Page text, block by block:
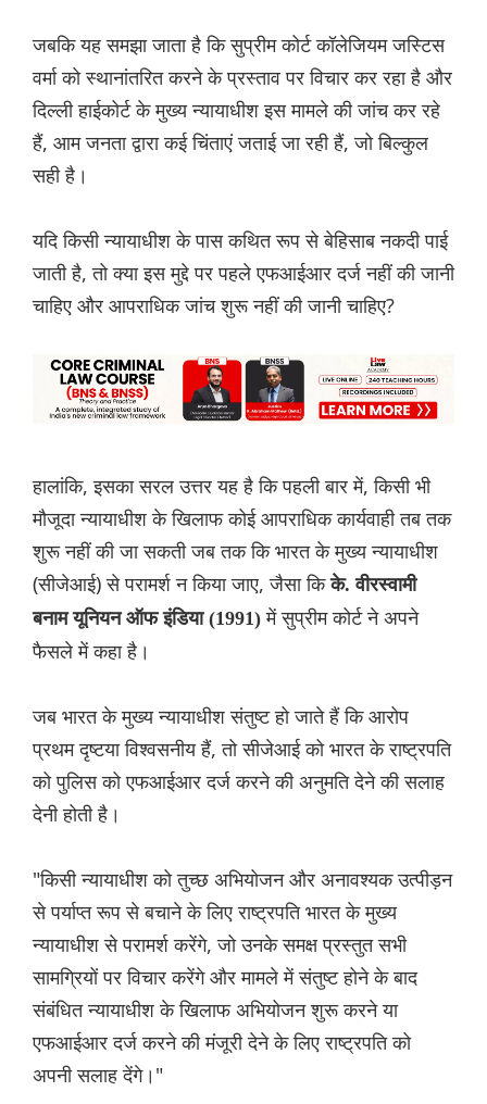
जबकि यह समझा जाता है कि सुप्रीम कोर्ट कॉलेजियम जस्टिस
वर्मा को स्थानांतरित करने के प्रस्ताव पर विचार कर रहा है और
दिल्ली हाईकोर्ट के मुख्य न्यायाधीश इस मामले की जांच कर रहे
हैं, आम जनता द्वारा कई चिंताएं जताई जा रही हैं, जो बिल्कुल
सही है।
यदि किसी न्यायाधीश के पास कथित रूप से बेहिसाब नकदी पाई
जाती है, तो क्या इस मुद्दे पर पहले एफआईआर दर्ज नहीं की जानी
चाहिए और आपराधिक जांच शुरू नहीं की जानी चाहिए?
हालांकि, इसका सरल उत्तर यह है कि पहली बार में, किसी भी
मौजूदा न्यायाधीश के खिलाफ कोई आपराधिक कार्यवाही तब तक
शुरू नहीं की जा सकती जब तक कि भारत के मुख्य न्यायाधीश
(सीजेआई) से परामर्श न किया जाए, जैसा किके. वीरस्वामी
बनाम यूनियन ऑफ इंडिया (1991)में सुप्रीम कोर्ट ने अपने
फैसले में कहा है।
जब भारत के मुख्य न्यायाधीश संतुष्ट हो जाते हैं कि आरोप
प्रथम दृष्टया विश्वसनीय हैं, तो सीजेआई को भारत के राष्ट्रपति
को पुलिस को एफआईआर दर्ज करने की अनुमति देने की सलाह
देनी होती है।
"किसी न्यायाधीश को तुच्छ अभियोजन और अनावश्यक उत्पीड़न
से पर्याप्त रूप से बचाने के लिए राष्ट्रपति भारत के मुख्य
न्यायाधीश से परामर्श करेंगे, जो उनके समक्ष प्रस्तुत सभी
सामग्रियों पर विचार करेंगे और मामले में संतुष्ट होने के बाद
संबंधित न्यायाधीश के खिलाफ अभियोजन शुरू करने या
एफआईआर दर्ज करने की मंजूरी देने के लिए राष्ट्रपति को
अपनी सलाह देंगे।"